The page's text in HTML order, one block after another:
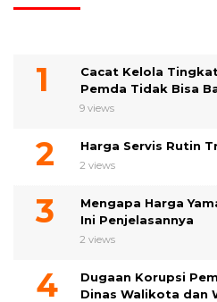
Cacat Kelola
Pemda Tidak Bisa
9 views
Harga Servis Rutin
2 views
Mengapa Harga
Ini Penjelasannya
2 views
Dugaan Korupsi
Dinas Walikota dan